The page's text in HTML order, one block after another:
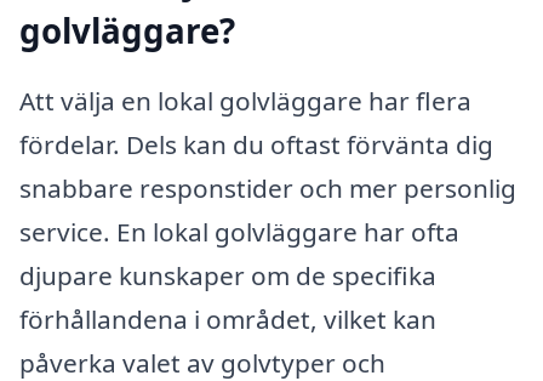
golvläggare?
Att välja en lokal golvläggare har flera
fördelar. Dels kan du oftast förvänta dig
snabbare responstider och mer personlig
service. En lokal golvläggare har ofta
djupare kunskaper om de specifika
förhållandena i området, vilket kan
påverka valet av golvtyper och